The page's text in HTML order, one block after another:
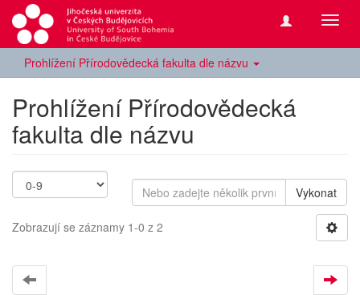
Prohlížení Přírodovědecká fakulta dle názvu
Prohlížení Přírodovědecká
fakulta dle názvu
Vykonat
Zobrazují se záznamy 1-0 z 2